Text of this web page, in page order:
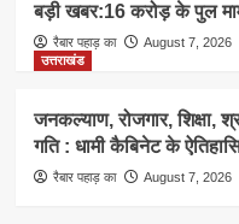
बड़ी खबर:16 करोड़ के पुल
रैबार पहाड़ का August 7, 2026
उत्तराखंड
जनकल्याण, रोजगार, शिक्षा,
गति : धामी कैबिनेट के
रैबार पहाड़ का August 7, 2026